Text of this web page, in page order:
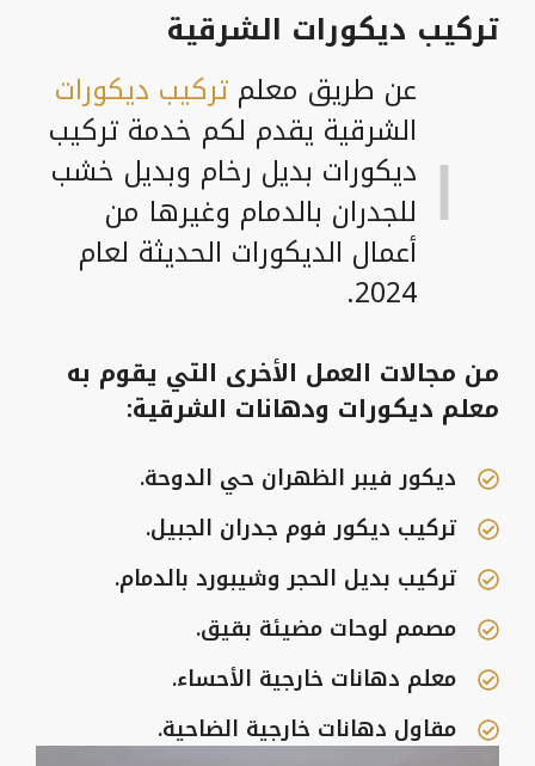
تركيب ديكورات الشرقية
عن طريق معلم تركيب ديكورات
الشرقية يقدم لكم خدمة تركيب
ديكورات بديل رخام وبديل خشب
للجدران بالدمام وغيرها من
أعمال الديكورات الحديثة لعام
2024.
من مجالات العمل الأخرى التي يقوم به
معلم ديكورات ودهانات الشرقية:
ديكور فيبر الظهران حي الدوحة.
تركيب ديكور فوم جدران الجبيل.
تركيب بديل الحجر وشيبورد بالدمام.
مصمم لوحات مضيئة بقيق.
معلم دهانات خارجية الأحساء.
مقاول دهانات خارجية الضاحية.